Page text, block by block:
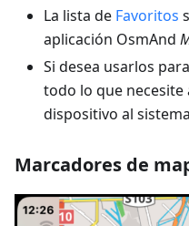
La lista de Favoritos
aplicación OsmAnd
Si desea usarlos
todo lo que necesite
dispositivo al
Marcadores de